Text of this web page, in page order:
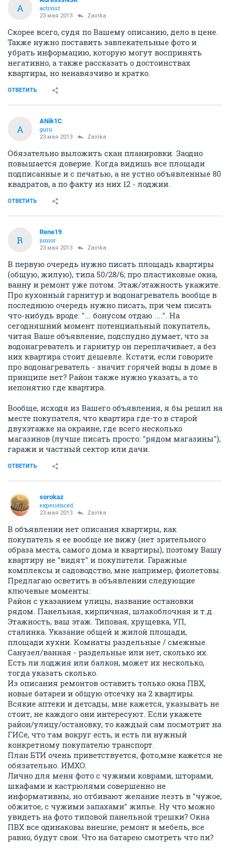
A
activist
23 мая 2013 Zainka
Скорее всего, судя по Вашему описанию, дело в цене.
Также нужно поставить завлекательные фото и
убрать информацию, которую могут воспринять
негативно, а также рассказать о достоинствах
квартиры, но ненавязчиво и кратко.
ОТВЕТИТЬ
A
ANik1C
guru
23 мая 2013 Zainka
Обязательно выложить скан планировки. Заодно
повышается доверие. Когда видишь все площади
подписанные и с печатью, а не устно объявленные 80
квадратов, а по факту из них 12 - лоджии.
ОТВЕТИТЬ
R
Rene19
junior
23 мая 2013 Zainka
В первую очередь нужно писать площадь квартиры
(общую, жилую), типа 50/28/6; про пластиковые окна,
ванну и ремонт уже потом. Этаж/этажность укажите.
Про кухонный гарнитур и водонагреватель вообще в
последнюю очередь нужно писать, при чем писать
что-нибудь вроде: "... бонусом отдаю ....". На
сегодняшний момент потенциальный покупатель,
читая Ваше объявление, подспудно думает, что за
водонагреватель и гарнитур он переплачивает, а без
них квартира стоит дешевле. Кстати, если говорите
про водонагреватель - значит горячей воды в доме в
принципе нет? Район также нужно указать, а то
непонятно где квартира.
Вообще, исходя из Вашего объявления, я бы решил на
месте покупателя, что квартира где-то в старой
двухэтажке на окраине, где всего несколько
магазинов (лучше писать просто: "рядом магазины"),
гаражи и частный сектор или дачи.
ОТВЕТИТЬ
sorokaz
experienced
23 мая 2013 Zainka
В объявлении нет описания квартиры, как
покупатель я ее вообще не вижу (нет зрительного
образа места, самого дома и квартиры), поэтому Вашу
квартиру не "видят" и покупатели. Гаражные
комплексы и садоводство, мне например, фиолетовы.
Предлагаю осветить в объявлении следующие
ключевые моменты:
Район с указанием улицы, название остановки
рядом. Панельная, кирпичная, шлакоблочная и т.д.
Этажность, ваш этаж. Типовая, хрущевка, УП,
сталинка. Указание общей и жилой площади,
площади кухни. Комнаты раздельные / смежные.
Санузел/ванная - раздельные или нет, сколько их.
Есть ли лоджия или балкон, может их несколько,
тогда указать сколько.
Из описания ремонтов оставить только окна ПВХ,
новые батареи и общую отсечку на 2 квартиры.
Всякие аптеки и детсады, мне кажется, указывать не
стоит, не каждого они интересуют. Если укажете
район/улицу/остановку, то каждый сам посмотрит на
ГИСе, что там вокруг есть, и есть ли нужный
конкретному покупателю транспорт.
План БТИ очень приветствуется, фото,мне кажется не
обязательно. ИМХО.
Лично для меня фото с чужими коврами, шторами,
шкафами и кастрюлями совершенно не
информативны, но отбивают желание лезть в "чужое,
обжитое, с чужими запахами" жилье. Ну что можно
увидеть на фото типовой панельной трешки? Окна
ПВХ все одинаковы внешне, ремонт и мебель, все
равно, будут свои. Что на батарею смотреть что ли?